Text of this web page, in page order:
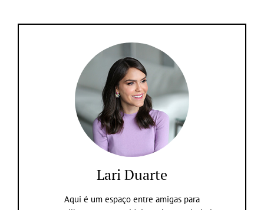
Lari Duarte
Aqui é um espaço entre amigas para